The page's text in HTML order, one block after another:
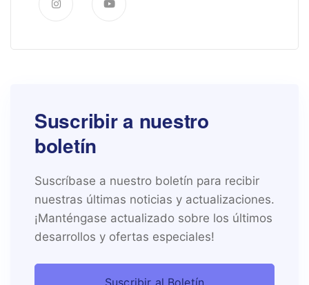
Suscribir a nuestro
boletín
Suscríbase a nuestro boletín para recibir
nuestras últimas noticias y actualizaciones.
¡Manténgase actualizado sobre los últimos
desarrollos y ofertas especiales!